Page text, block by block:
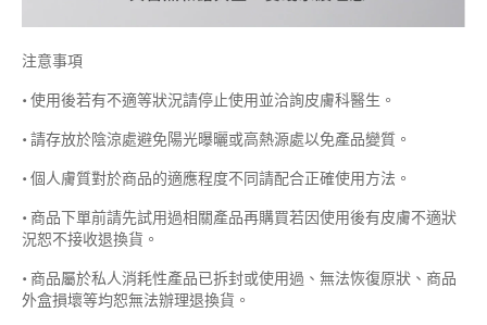
注意事項
• 使用後若有不適等狀況請停止使用並洽詢皮膚科醫生。
• 請存放於陰涼處避免陽光曝曬或高熱源處以免產品變質。
• 個人膚質對於商品的適應程度不同請配合正確使用方法。
• 商品下單前請先試用過相關產品再購買若因使用後有皮膚不適狀
況恕不接收退換貨。
• 商品屬於私人消耗性產品已拆封或使用過、無法恢復原狀、商品
外盒損壞等均恕無法辦理退換貨。